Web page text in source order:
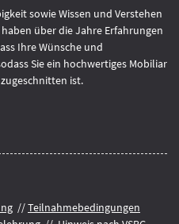
sowie Wissen und Verstehen
über die Jahre Erfahrungen
Ihre Wünsche und
Sie ein hochwertiges Mobiliar
ist.
//Teilnahmebedingungen